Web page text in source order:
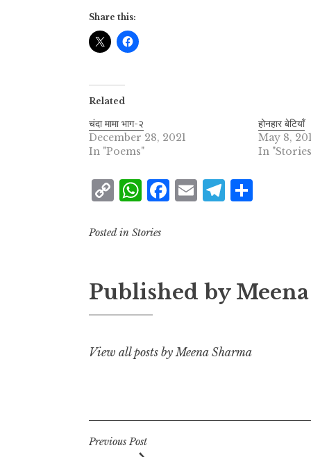
Share this:
Related
चंदा मामा भाग-२
December 28, 2021
In "Poems"
होनहार बेटियाँ
May 8,
In
C
p
L
i
n
k
W
at
A
p
p
F
o
k
E
T
a
e
Posted in Stories
Published by
View all posts by Meena Sharma
Post
Previous Post